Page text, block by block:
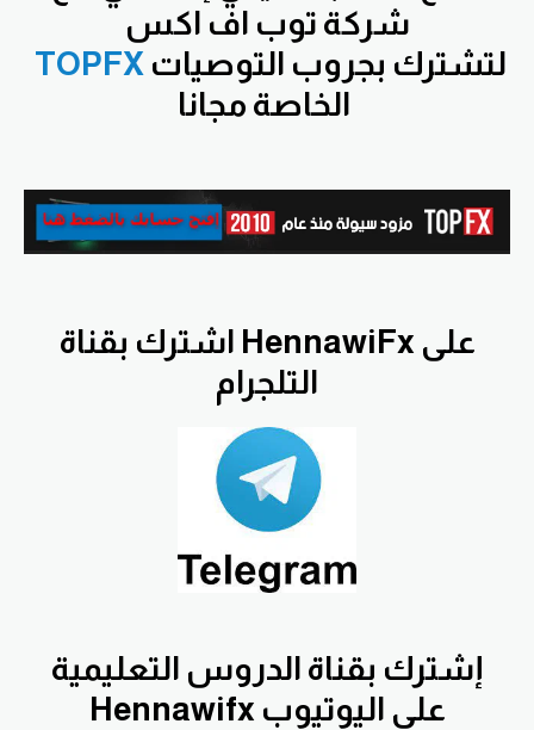
شركة توب اف اكس
TOPFX
اشترك بقناة HennawiFx على
التلجرام
إشترك بقناة الدروس التعليمية
Hennawifx على اليوتيوب